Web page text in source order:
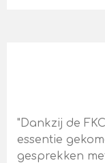
"Dankzij de
essentie
gesprekken